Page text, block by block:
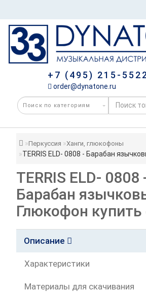
+7 (495) 215-
order@dynatone.ru
Перкуссия Ханги, глюкофоны
TERRIS ELD- 0808 - Барабан
TERRIS ELD- 0808
Барабан
Глюкофон
Описание
Характеристики
Материалы для скачивания